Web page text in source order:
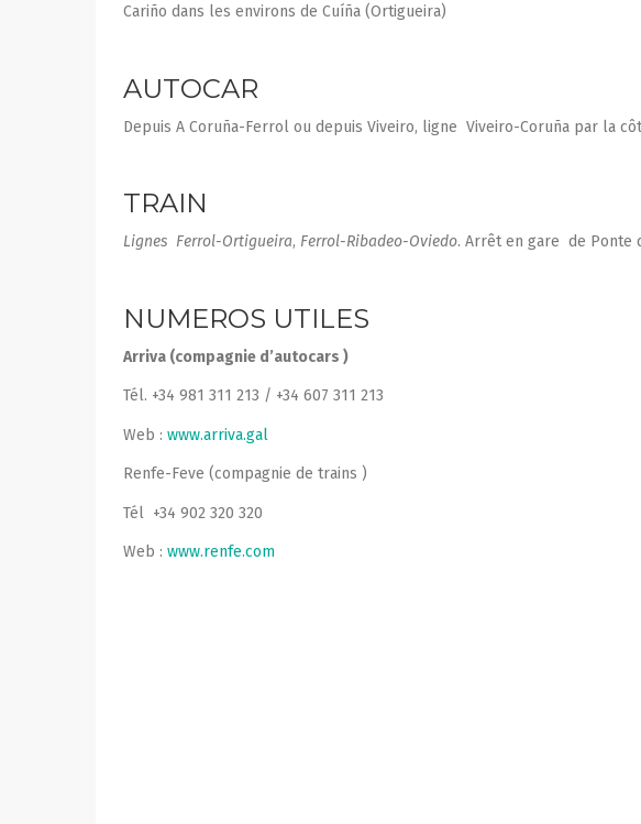
Cariño dans les environs de Cuíña (Ortigueira)
AUTOCAR
Depuis A Coruña-Ferrol ou depuis Viveiro, ligne Viveiro-Coruña par la
TRAIN
Lignes Ferrol-Ortigueira, Ferrol-Ribadeo-Oviedo. Arrêt en gare de Ponte
NUMEROS UTILES
Arriva (compagnie d’autocars )
Tél. +34 981 311 213 / +34 607 311 213
Web : www.arriva.gal
Renfe-Feve (compagnie de trains )
Tél +34 902 320 320
Web : www.renfe.com